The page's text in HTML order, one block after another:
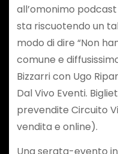
all’omonimo
sta riscuotendo un
modo di dire “Non
comune e
Bizzarri con Ugo
Dal Vivo Eventi.
prevendite Circuito
vendita e online).
Una serata-evento in